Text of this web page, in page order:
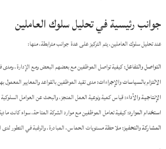
جوانب رئيسية في تحليل سلوك العاملين
عند تحليل سلوك العاملين، يتم التركيز على عدة جوانب مترابطة، منها:
التواصل والتفاعل:كيفية تواصل الموظفين مع بعضهم البعض ومع الإدارة، ومدى
الالتزام بالسياسات والإجراءات:مدى تقيد الموظفين بالقواعد والمعايير المعمول
الإنتاجية والأداء:قياس كمية ونوعية العمل المنجز، والبحث عن العوامل السلوكية
استخدام الموارد:كيفية تعامل الموظفين مع موارد الشركة المتاحة، سواء كانت
المشاركة والتحفيز:ملاحظة مستويات الحماس، المبادرة، والرغبة في التطور